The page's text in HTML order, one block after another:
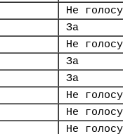
Не
За
Не
За
За
Не
Не
Не